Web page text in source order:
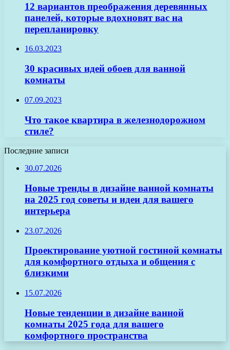
12 вариантов преображения деревянных
панелей, которые вдохновят вас на
перепланировку
16.03.2023
30 красивых идей обоев для ванной
комнаты
07.09.2023
Что такое квартира в железнодорожном
стиле?
Последние записи
30.07.2026
Новые тренды в дизайне ванной комнаты
на 2025 год советы и идеи для вашего
интерьера
23.07.2026
Проектирование уютной гостиной комнаты
для комфортного отдыха и общения с
близкими
15.07.2026
Новые тенденции в дизайне ванной
комнаты 2025 года для вашего
комфортного пространства